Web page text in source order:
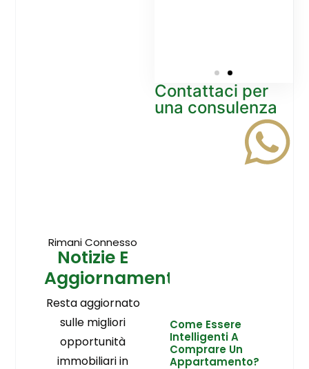
Contattaci per
una consulenza
Rimani Connesso
Notizie E
Aggiornamenti
Resta aggiornato
sulle migliori
opportunità
immobiliari in
Come Essere
Intelligenti A
Comprare Un
Appartamento?